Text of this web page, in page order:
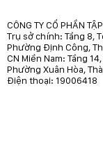
CÔNG TY CỔ PHẦN
Trụ sở chính: Tầng 8,
Phường Định Công,
CN Miền Nam: Tầng
Phường Xuân Hòa,
Điện thoại: 19006418